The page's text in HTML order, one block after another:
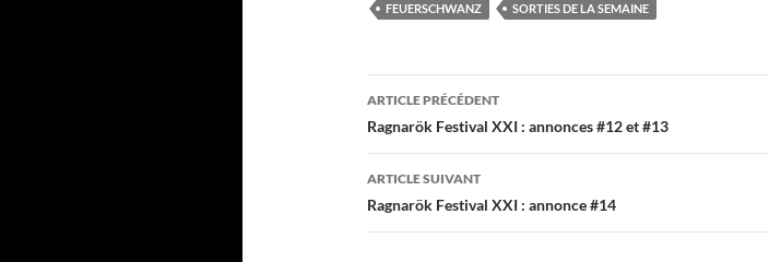
FEUERSCHWANZ SORTIES DE LA SEMAINE
Navigation
des
articles
ARTICLE PRÉCÉDENT
Ragnarök Festival XXI : annonces #12 et #13
ARTICLE SUIVANT
Ragnarök Festival XXI : annonce #14